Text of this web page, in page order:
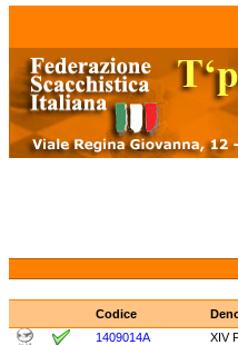
Codice
1409014A
XIV